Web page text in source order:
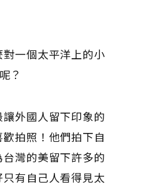
一個太平洋上的小
？
外國人留下印象的
拍照！他們拍下自
灣的美留下許多的
有自己人看得見太